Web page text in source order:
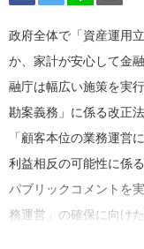
政府全体で「資産運用
か、家計が安心して金
融庁は幅広い施策を実
勘案義務」に係る改正
「顧客本位の業務運営
利益相反の可能性に係
パブリックコメントを
務運営」の確保に向け